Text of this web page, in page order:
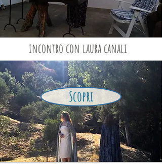
Scopri
incontro con laura canali